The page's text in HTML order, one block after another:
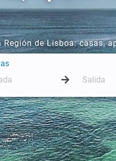
de Lisboa: casas,